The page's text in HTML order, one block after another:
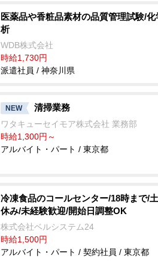
医薬品や香粧品素材の品質管理試験/化
析
WDB株式会社
時給1,730円
派遣社員 / 神奈川県
NEW 清掃業務
ワタキューセイモア株式会社 業務部
時給1,300円～
アルバイト・パート / 東京都
冷凍食品のコールセンター/18時まで/
休み/未経験歓迎/開始日調整OK
株式会社ベルシステム24
時給1,500円
アルバイト・パート / 契約社員 / 東京都